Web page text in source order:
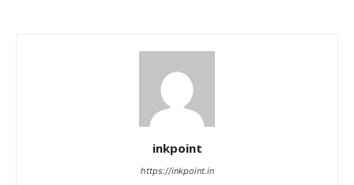
inkpoint
https://inkpoint.in